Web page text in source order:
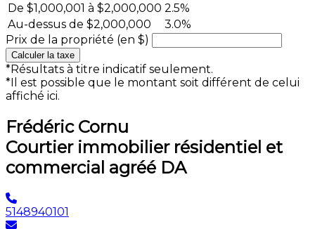
De $1,000,001 à $2,000,000 2.5%
Au-dessus de $2,000,000
3.0%
Prix de la propriété (en $)
Calculer la taxe
*Résultats à titre indicatif seulement.
*Il est possible que le montant soit différent de celui
affiché ici.
Frédéric Cornu
Courtier immobilier résidentiel et
commercial agréé DA
5148940101